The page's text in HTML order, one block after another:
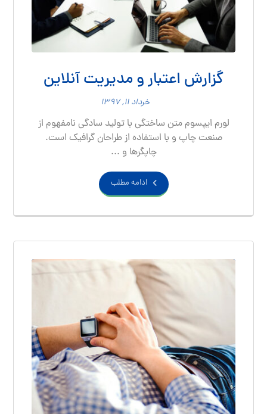
گزارش اعتبار و مدیریت آنلاین
خرداد ۱۱, ۱۳۹۷
لورم ایپسوم متن ساختگی با تولید سادگی نامفهوم از
صنعت چاپ و با استفاده از طراحان گرافیک است.
چاپگرها و ...
ادامه مطلب